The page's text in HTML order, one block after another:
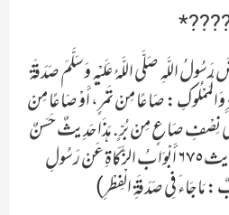
اللَّهِ صَلَّى اللَّهُ عَلَيْهِ وَسَلَّمَ صَدَقَةَ
وَالْمَمْلُوكِ : صَاعًا مِنْ تَمْرٍ، أَوْ صَاعًا مِنْ
نِصْفِ صَاعٍ مِنْ بُرٍّ. هَذَا حَدِيثٌ حَسَنٌ
صَحِيحٌ (سنن الترمذی رقم الحدیث ٦٧٥ أَبْوَابُ الزَّكَاةِ عَنْ رَسُولِ
: مَا جَاءَ فِي صَدَقَةِ الْفِطْرِ)